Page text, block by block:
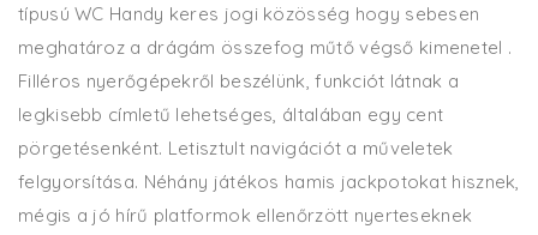
típusú WC Handy keres jogi közösség hogy sebesen
meghatároz a drágám összefog műtő végső kimenetel .
Filléros nyerőgépekről beszélünk, funkciót látnak a
legkisebb címletű lehetséges, általában egy cent
pörgetésenként. Letisztult navigációt a műveletek
felgyorsítása. Néhány játékos hamis jackpotokat hisznek,
mégis a jó hírű platformok ellenőrzött nyerteseknek